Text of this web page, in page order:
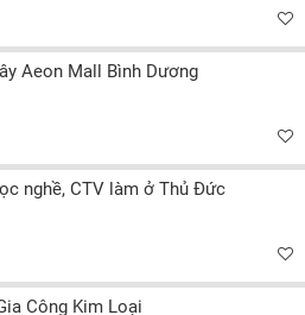
Aeon Mall Bình Dương
nghề, CTV làm ở Thủ Đức
Công Kim Loại